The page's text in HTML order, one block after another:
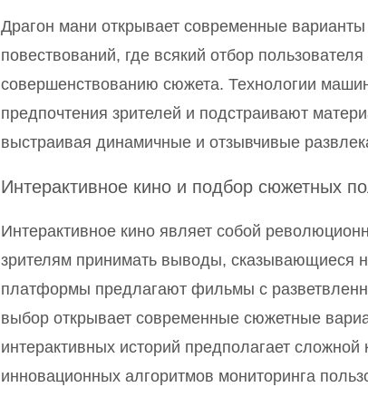
Драгон мани открывает современные
повествований, где всякий отбор
совершенствованию сюжета. Технологии
предпочтения зрителей и подстраивают
выстраивая динамичные и отзывчивые
Интерактивное кино и подбор сюжетных
Интерактивное кино являет собой
зрителям принимать выводы, сказывающиеся
платформы предлагают фильмы с
выбор открывает современные сюжетные
интерактивных историй предполагает сложной
инновационных алгоритмов мониторинга